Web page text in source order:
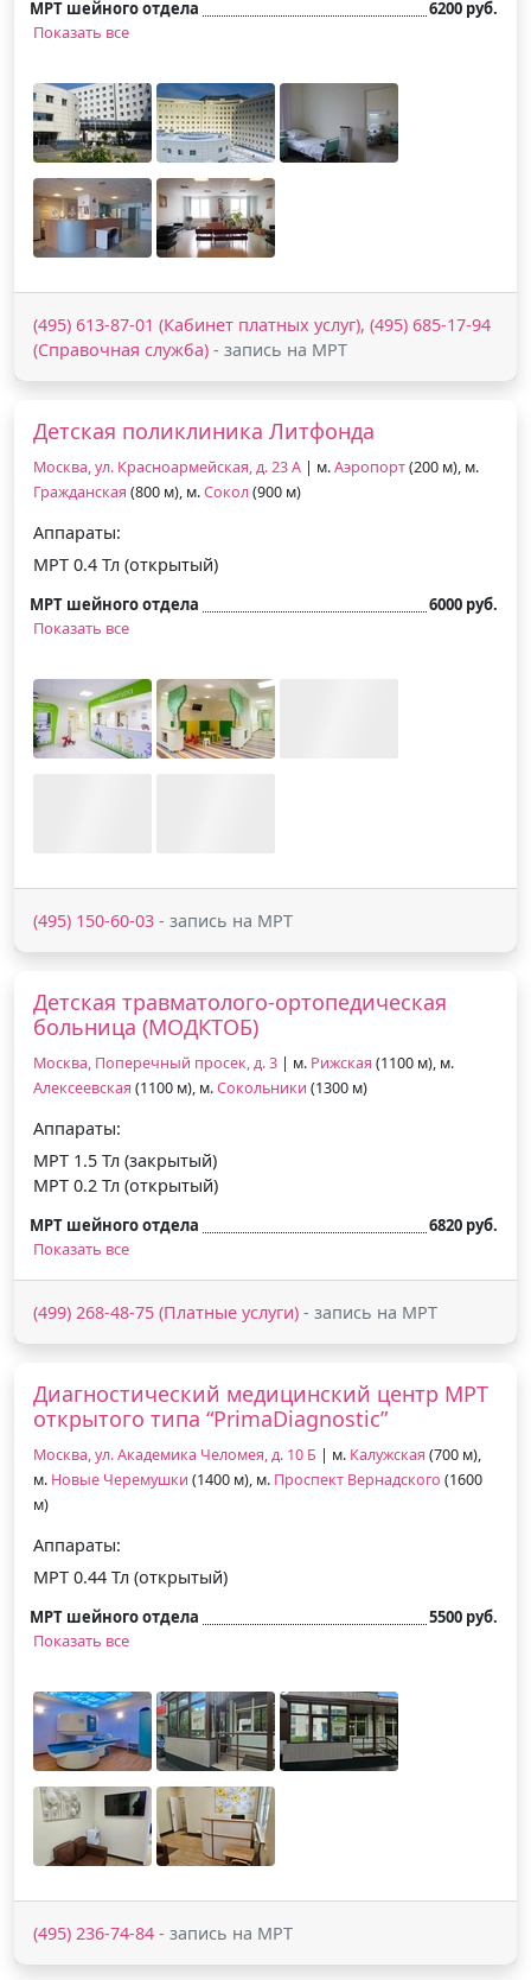
МРТ шейного отдела
6200 руб.
Показать все
(495) 613-87-01 (Кабинет платных услуг), (495) 685-17-94
(Справочная служба) - запись на МРТ
Детская поликлиника Литфонда
Москва, ул. Красноармейская, д. 23 А | м.Аэропорт(200 м), м.
Гражданская (800 м), м.Сокол(900 м)
Аппараты:
МРТ 0.4 Тл (открытый)
МРТ шейного отдела
6000 руб.
Показать все
(495) 150-60-03 - запись на МРТ
Детская травматолого-ортопедическая
больница (МОДКТОБ)
Москва, Поперечный просек, д. 3 | м. Рижская (1100 м), м.
Алексеевская (1100 м), м.Сокольники (1300 м)
Аппараты:
МРТ 1.5 Тл (закрытый)
МРТ 0.2 Тл (открытый)
МРТ шейного отдела
6820 руб.
Показать все
(499) 268-48-75 (Платные услуги) - запись на МРТ
Диагностический медицинский центр МРТ
открытого типа “PrimaDiagnostic”
Москва, ул. Академика Челомея, д. 10 Б | м. Калужская (700 м),
м. Новые Черемушки (1400 м), м. Проспект Вернадского (1600
м)
Аппараты:
МРТ 0.44 Тл (открытый)
МРТ шейного отдела
5500 руб.
Показать все
(495) 236-74-84 - запись на МРТ